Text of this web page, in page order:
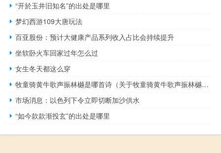
“开於玉井旧知名”的出处是哪里
梦幻西游109大唐玩法
百亚股份：预计大健康产品系列收入占比会持续提升
坐软卧火车回家过年怎么过
女生冬天都这么穿
牧童骑黄牛歌声振林樾是哪首诗（关于牧童骑黄牛歌声振林樾是哪首诗的介绍）
市场消息：以色列下令立即切断加沙供水
“如今款款渐投玄”的出处是哪里